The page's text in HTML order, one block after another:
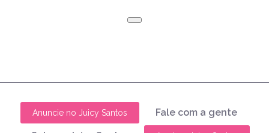
Anuncie no Juicy Santos Fale com a gente